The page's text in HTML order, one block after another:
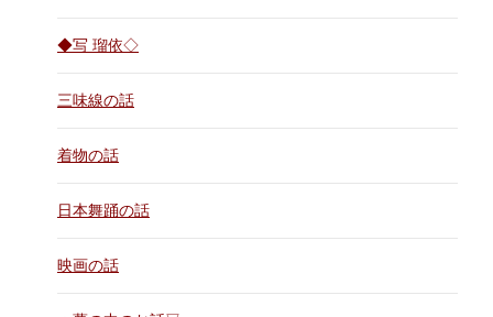
◆写 瑠依◇
三味線の話
着物の話
日本舞踊の話
映画の話